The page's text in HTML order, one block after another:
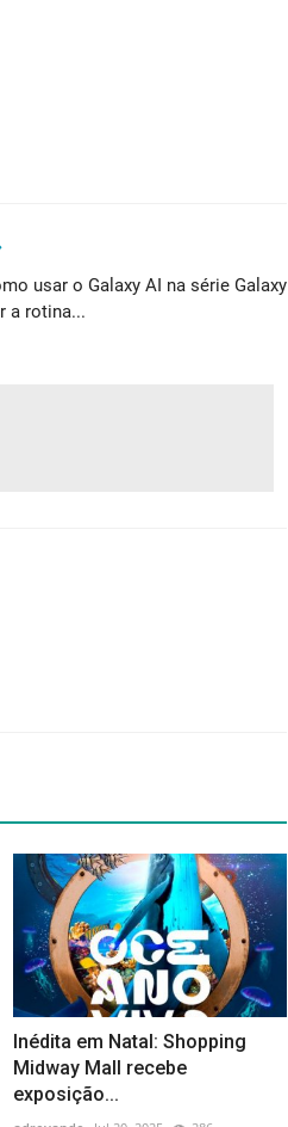
usar o Galaxy AI na série Galaxy
a rotina...
Inédita em Natal: Shopping
Midway Mall recebe
exposição...